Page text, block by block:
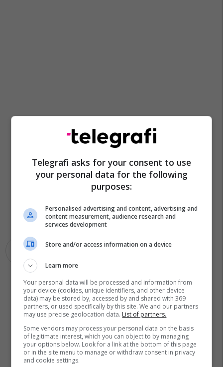
Lopët
Telegrafi asks for your consent to use
your personal data for the following
purposes:
Personalised advertising and content, advertising and
content measurement, audience research and
services development
Store and/or access information on a device
Learn more
Your personal data will be processed and information from
your device (cookies, unique identifiers, and other device
data) may be stored by, accessed by and shared with 369
partners, or used specifically by this site. We and our partners
may use precise geolocation data. List of partners.
Some vendors may process your personal data on the basis
of legitimate interest, which you can object to by managing
your options below. Look for a link at the bottom of this page
or in the site menu to manage or withdraw consent in privacy
and cookie settings.